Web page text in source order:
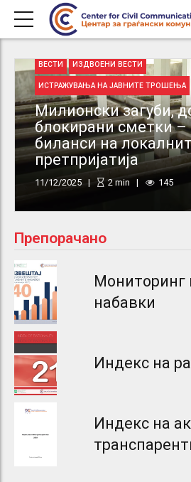
ВЕСТИ ИЗДВОЕНИ ВЕСТИ
ИСТРАЖУВАЊА НА ЈАВНИТЕ ТРОШЕЊА
Милионски загуби,
блокирани сметки
биланси на
претпријатија
11/12/2025 2min 145
Препорачано
Мониторинг
набавки
Индекс на
Индекс на